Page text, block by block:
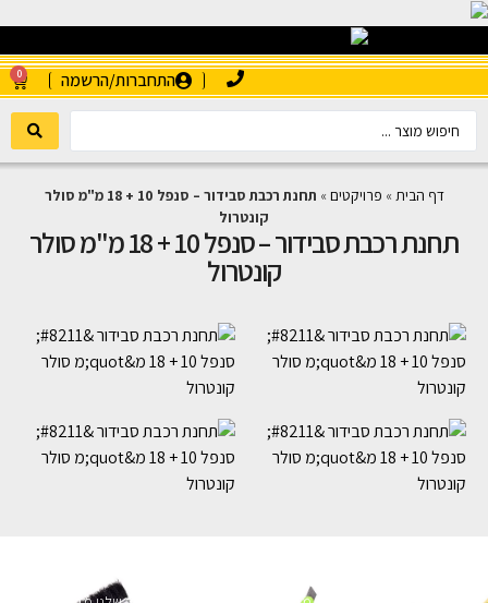
התחברות/הרשמה 0
דף הבית » פרויקטים »
תחנת רכבת סבידור – סנפל 10 + 18 מ"מ סולר
קונטרול
תחנת רכבת סבידור – סנפל 10 + 18 מ"מ סולר
קונטרול
השארו מעודכנים